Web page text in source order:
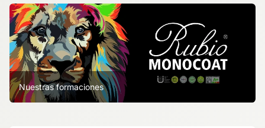
Nuestras formaciones